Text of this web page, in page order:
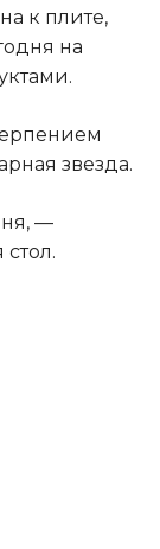
к плите,
на
звезда.
—